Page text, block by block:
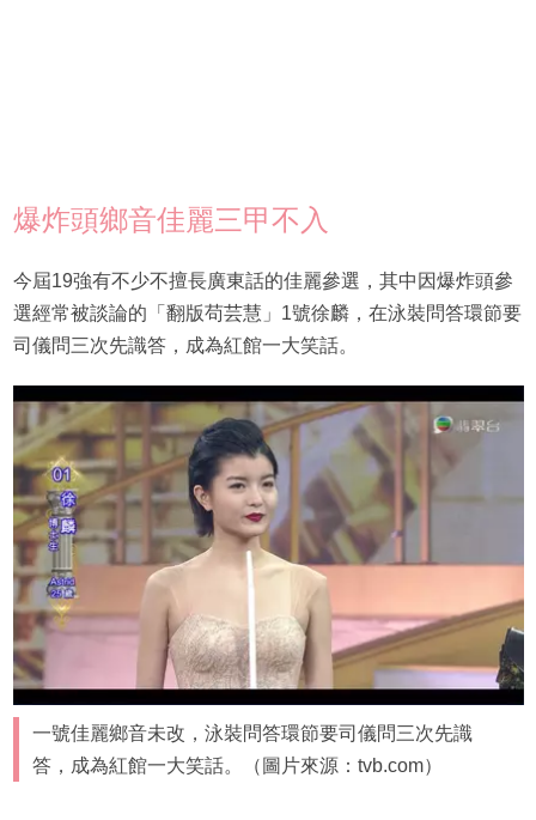
爆炸頭鄉音佳麗三甲不入
今屆19強有不少不擅長廣東話的佳麗參選，其中因爆炸頭參
選經常被談論的「翻版苟芸慧」1號徐麟，在泳裝問答環節要
司儀問三次先識答，成為紅館一大笑話。
一號佳麗鄉音未改，泳裝問答環節要司儀問三次先識
答，成為紅館一大笑話。（圖片來源：tvb.com）